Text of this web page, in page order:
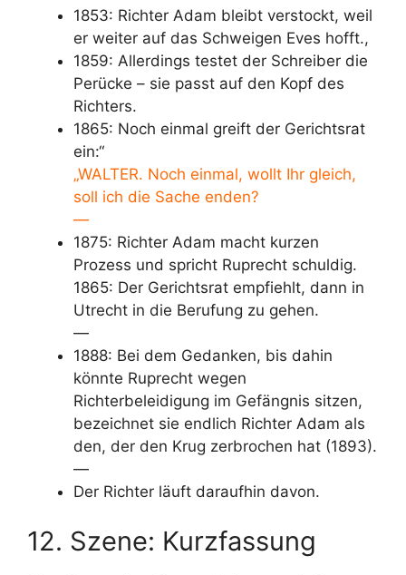
1853: Richter Adam bleibt verstockt, weil
er weiter auf das Schweigen Eves hofft.,
1859: Allerdings testet der Schreiber die
Perücke – sie passt auf den Kopf des
Richters.
1865: Noch einmal greift der Gerichtsrat
ein:“
„WALTER. Noch einmal, wollt Ihr gleich,
soll ich die Sache enden?
—
1875: Richter Adam macht kurzen
Prozess und spricht Ruprecht schuldig.
1865: Der Gerichtsrat empfiehlt, dann in
Utrecht in die Berufung zu gehen.
—
1888: Bei dem Gedanken, bis dahin
könnte Ruprecht wegen
Richterbeleidigung im Gefängnis sitzen,
bezeichnet sie endlich Richter Adam als
den, der den Krug zerbrochen hat (1893).
—
Der Richter läuft daraufhin davon.
12. Szene: Kurzfassung